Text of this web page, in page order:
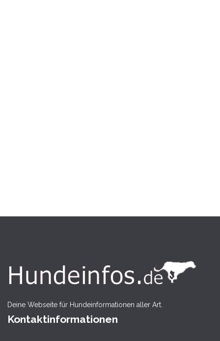
Deine Webseite für Hundeinformationen aller Art.
Kontaktinformationen